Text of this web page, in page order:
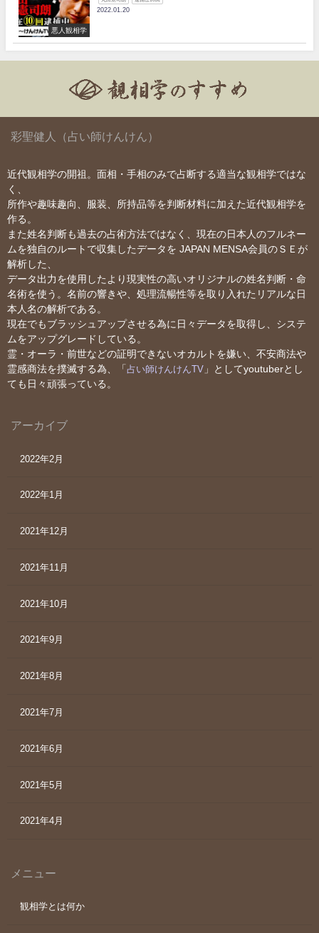
悪人観相学
2022.01.20
彩聖健人（占い師けんけん）
近代観相学の開祖。面相・手相のみで占断する適当な観相学ではな
く、
所作や趣味趣向、服装、所持品等を判断材料に加えた近代観相学を
作る。
また姓名判断も過去の占術方法ではなく、現在の日本人のフルネー
ムを独自のルートで収集したデータを JAPAN MENSA会員のＳＥが
解析した、
データ出力を使用したより現実性の高いオリジナルの姓名判断・命
名術を使う。名前の響きや、処理流暢性等を取り入れたリアルな日
本人名の解析である。
現在でもブラッシュアップさせる為に日々データを取得し、システ
ムをアップグレードしている。
霊・オーラ・前世などの証明できないオカルトを嫌い、不安商法や
霊感商法を撲滅する為、「 占い師けんけんTV 」としてyoutuberとし
ても日々頑張っている。
アーカイブ
2022年2月
2022年1月
2021年12月
2021年11月
2021年10月
2021年9月
2021年8月
2021年7月
2021年6月
2021年5月
2021年4月
メニュー
観相学とは何か